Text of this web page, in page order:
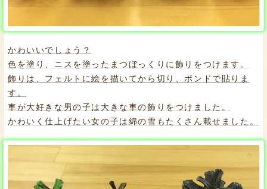
かわいいでしょう？
色を塗り、ニスを塗ったまつぼっくりに飾りをつけます。
飾りは、フェルトに絵を描いてから切り、ボンドで貼りま
す。
車が大好きな男の子は大きな車の飾りをつけました。
かわいく仕上げたい女の子は綿の雪もたくさん載せました。